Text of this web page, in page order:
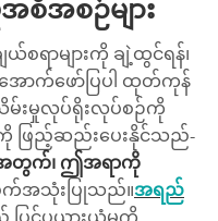
အစဉ်များ
စရာများကို ချဲ့ထွင်ရန်၊
၊ အောက်ဖော်ပြပါ ထုတ်ကုန်
းမှုလုပ်ရိုးလုပ်စဉ်ကို
ကို ဖြည့်ဆည်းပေးနိုင်သည်-
န်အတွက်၊ ဤအရာကို
ဖက်အသုံးပြုသည်။အရည်